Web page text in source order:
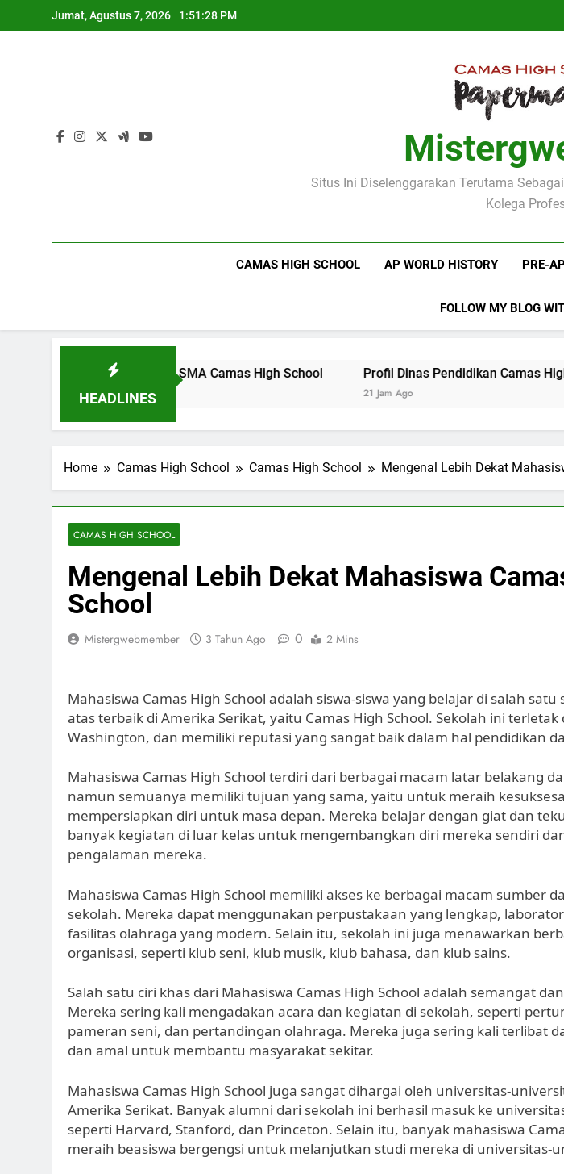
to
Jumat, Agustus 7, 2026 1:51:29 PM
Situs Ini Diselenggarakan Terutama
Kolega
CAMAS HIGH SCHOOL AP WORLD HISTORY PRE-
FOLLOW MY BLOG
HEADLINES
Pancasila di SMA Camas High School Profil Dinas Pendidikan Camas High School
Home Camas High School Camas High School Mengenal Lebih Dekat
CAMAS HIGH SCHOOL
Mengenal Lebih Dekat Mahasiswa
School
Mistergwebmember 3 Tahun Ago 0 2 Mins
Mahasiswa Camas High School adalah siswa-siswa yang belajar di salah
atas terbaik di Amerika Serikat, yaitu Camas High School. Sekolah ini terletak
Washington, dan memiliki reputasi yang sangat baik dalam hal pendidikan
Mahasiswa Camas High School terdiri dari berbagai macam latar belakang
namun semuanya memiliki tujuan yang sama, yaitu untuk meraih
mempersiapkan diri untuk masa depan. Mereka belajar dengan giat dan
banyak kegiatan di luar kelas untuk mengembangkan diri mereka sendiri
pengalaman mereka.
Mahasiswa Camas High School memiliki akses ke berbagai macam sumber
sekolah. Mereka dapat menggunakan perpustakaan yang lengkap,
fasilitas olahraga yang modern. Selain itu, sekolah ini juga menawarkan
organisasi, seperti klub seni, klub musik, klub bahasa, dan klub sains.
Salah satu ciri khas dari Mahasiswa Camas High School adalah semangat
Mereka sering kali mengadakan acara dan kegiatan di sekolah, seperti
pameran seni, dan pertandingan olahraga. Mereka juga sering kali terlibat
dan amal untuk membantu masyarakat sekitar.
Mahasiswa Camas High School juga sangat dihargai oleh universitas-
Amerika Serikat. Banyak alumni dari sekolah ini berhasil masuk ke
seperti Harvard, Stanford, dan Princeton. Selain itu, banyak mahasiswa
meraih beasiswa bergengsi untuk melanjutkan studi mereka di universitas-